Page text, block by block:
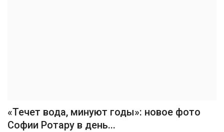
«Течет вода, минуют годы»: новое фото
Софии Ротару в день...